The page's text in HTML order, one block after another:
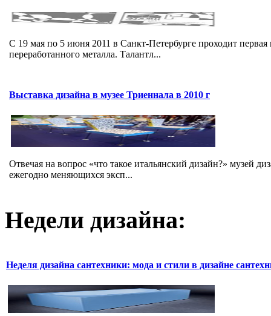
С 19 мая по 5 июня 2011 в Санкт-Петербурге проходит
переработанного металла. Талантл...
Выставка дизайна в музее Триеннала в 2010 г
Отвечая на вопрос «что такое итальянский дизайн?» музей
ежегодно меняющихся эксп...
Недели дизайна:
Неделя дизайна сантехники: мода и стили в дизайне